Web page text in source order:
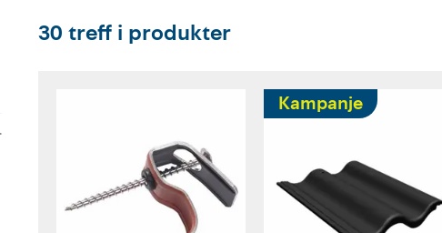
30 treff i produkter
Kampanje